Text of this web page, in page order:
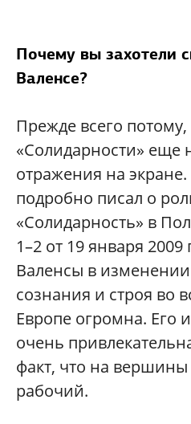
Почему вы захотели
Валенсе?
Прежде всего потому,
«Солидарности» еще
отражения на
подробно писал о
«Солидарность» в
1–2 от 19 января 2009
Валенсы в
сознания и строя во
Европе огромна. Его
очень
факт, что на вершины
рабочий.